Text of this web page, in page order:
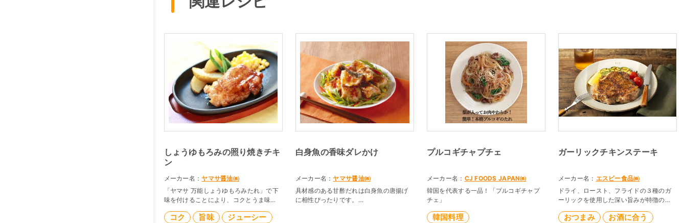
しょうゆもろみの照り焼きチキ
ン
メーカー名：ヤマサ醤油㈱
「ヤマサ 万能しょうゆもろみたれ」で下
味を付けることにより、コクとうま味が
ます。
コク 旨味 ジューシー
白身魚の香味ダレかけ
メーカー名：ヤマサ醤油㈱
具材感のある甘酢だれは白身魚の唐揚げ
に相性ぴったりです。
プルコギチャプチェ
メーカー名： CJ FOODS JAPAN㈱
韓国を代表する一品！「プルコギチャプ
チェ」
韓国料理
ガーリックチキンステーキ
メーカー名： エスビー食品㈱
ドライ、ロースト、フライドの３種のガ
ーリックを使用した深い旨みが特徴のシ
蓋をして蒸し焼きにすることで鶏肉の脂
おつまみ
お酒に合う